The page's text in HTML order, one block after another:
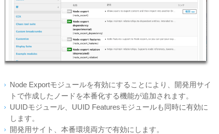
Node Exportモジュールを有効にすることにより、開発用サイ
トで作成したノードを本番化する機能が追加されます。
UUIDモジュール、UUID Featuresモジュールも同時に有効に
します。
開発用サイト、本番環境両方で有効にします。